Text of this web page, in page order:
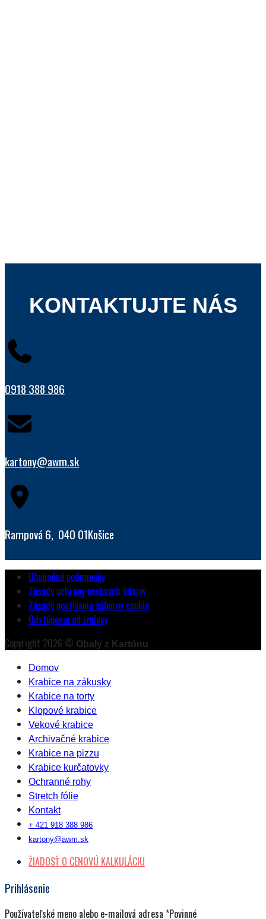
KONTAKTUJTE NÁS
0918 388 986
kartony@awm.sk
Rampová 6, 040 01Košice
Obchodné podmienky
Zásady ochrany osobných údajov
Zásady používania súborov cookie
Odstúpenie od zmluvy
Copyright 2026 © Obaly z Kartónu
Domov
Krabice na zákusky
Krabice na torty
Klopové krabice
Vekové krabice
Archivačné krabice
Krabice na pizzu
Krabice kurčatovky
Ochranné rohy
Stretch fólie
Kontakt
+ 421 918 388 986
kartony@awm.sk
ŽIADOSŤ O CENOVÚ KALKULÁCIU
Prihlásenie
Používateľské meno alebo e-mailová adresa *Povinné